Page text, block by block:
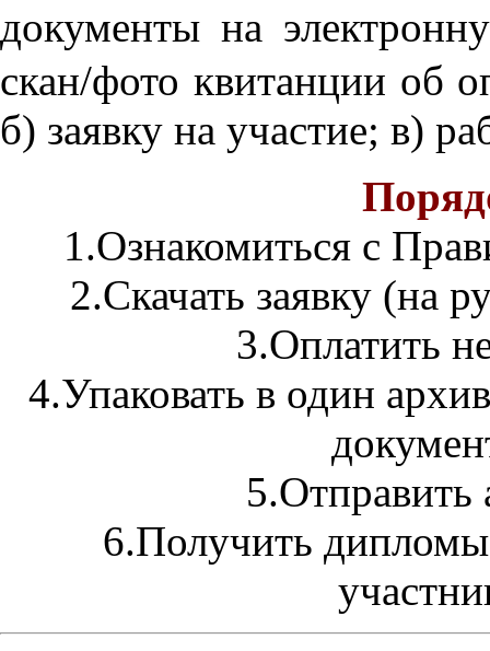
документы на
скан/фото квитанции об
б) заявку на участие; в)
1.Ознакомиться с
2.Cкачать заявку (на
3.Оплатить
4.Упаковать в один
5.Отправить
6.Получить